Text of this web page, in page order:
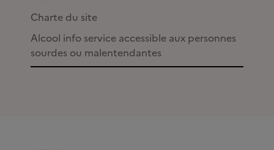
Charte du site
Alcool info service accessible aux personnes
sourdes ou malentendantes